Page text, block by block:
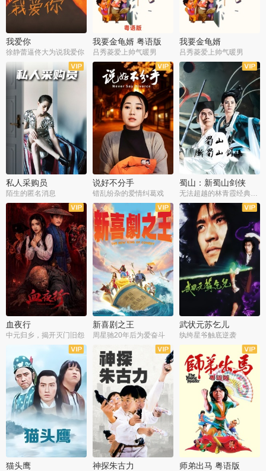
我爱你
徐静蕾逼佟大为说我爱你
我要金龟婿 粤语版
吕秀菱爱上帅气暖男
我要金龟婿
吕秀菱爱上帅气暖男
私人采购员
陌生的匿名消息
说好不分手
错乱纷杂的爱情纠葛戏
蜀山：新蜀山剑侠
无法超越的林青霞经典角色
血夜行
中元归乡，揭开灭门旧怨
新喜剧之王
周星驰20年后为爱奋斗
武状元苏乞儿
纨绔星爷触底逆袭
猫头鹰 神探朱古力 师弟出马 粤语版